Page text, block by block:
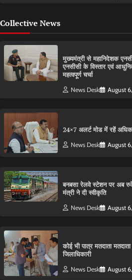
Collective News
मुख्यमंत्री से महानिदेशक
एनसीसी के विस्तार एवं
महत्वपूर्ण चर्चा
News Desk August
24×7 अलर्ट मोड में रहें
News Desk August
बनबसा रेलवे स्टेशन पर अब
मंत्री ने दी स्वीकृति
News Desk August
कोई भी पात्र मतदाता
जिलाधिकारी
News Desk August